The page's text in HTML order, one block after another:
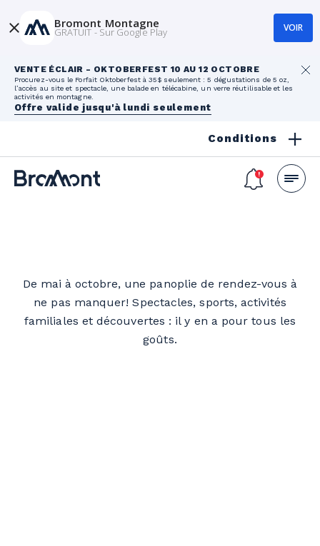
VENTE ÉCLAIR - OKTOBERFEST 10 AU 12 OCTOBRE
Procurez-vous le Forfait Oktoberfest à 35$ seulement : 5 dégustations de 5 oz,
l’accès au site et spectacle, une balade en télécabine, un verre réutilisable et les
activités en montagne.
Offre valide jusqu'à lundi seulement
Conditions
De mai à octobre, une panoplie de rendez-vous à
ne pas manquer! Spectacles, sports, activités
familiales et découvertes : il y en a pour tous les
goûts.
Bromont Montagne
GRATUIT - Sur Google Play VOIR